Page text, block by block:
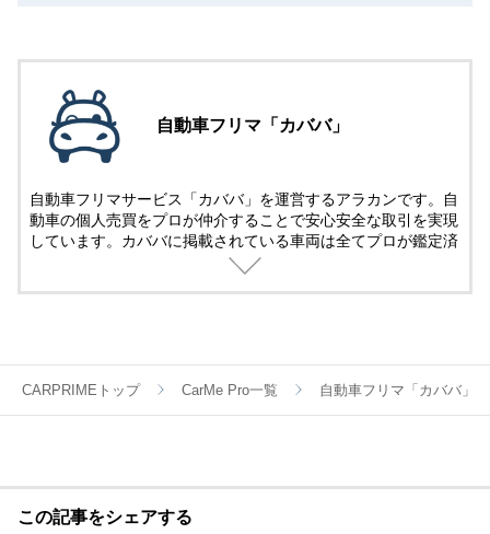
自動車フリマ「カババ」
自動車フリマサービス「カババ」を運営するアラカンです。自
動車の個人売買をプロが仲介することで安心安全な取引を実現
しています。カババに掲載されている車両は全てプロが鑑定済
CARPRIMEトップ CarMe Pro一覧 自動車フリマ「カババ」
この記事をシェアする